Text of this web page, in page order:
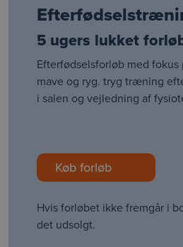
5 ugers lukket
Efterfødselsforløb med
mave og ryg. tryg træning
i salen og vejledning af
Køb forløb
Hvis forløbet ikke fremgår i
det udsolgt.